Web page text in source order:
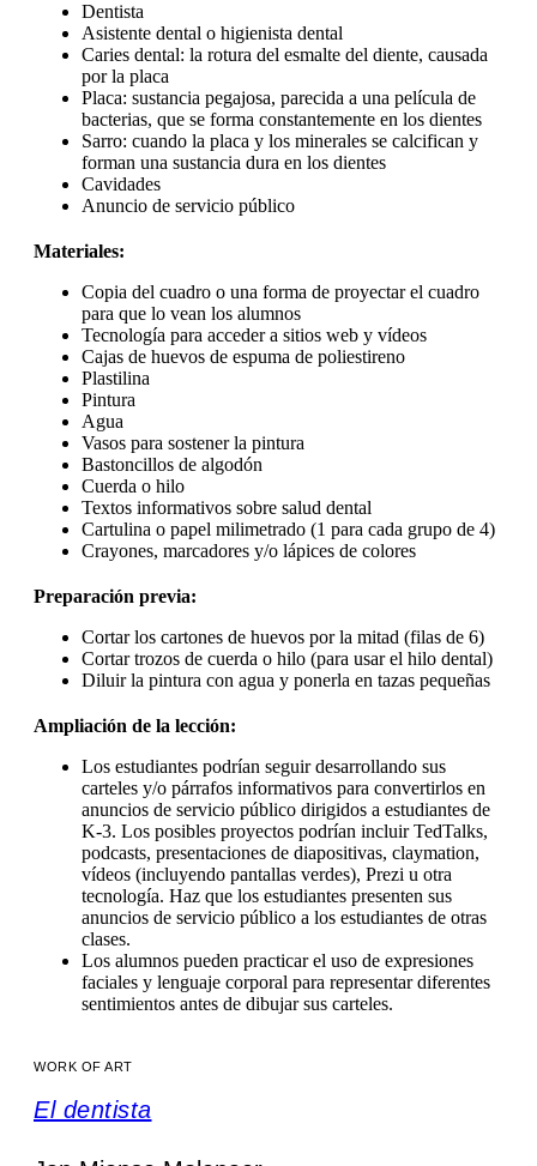
Dentista
Asistente dental o higienista dental
Caries dental: la rotura del esmalte del diente, causada
por la placa
Placa: sustancia pegajosa, parecida a una película de
bacterias, que se forma constantemente en los dientes
Sarro: cuando la placa y los minerales se calcifican y
forman una sustancia dura en los dientes
Cavidades
Anuncio de servicio público
Materiales:
Copia del cuadro o una forma de proyectar el cuadro
para que lo vean los alumnos
Tecnología para acceder a sitios web y vídeos
Cajas de huevos de espuma de poliestireno
Plastilina
Pintura
Agua
Vasos para sostener la pintura
Bastoncillos de algodón
Cuerda o hilo
Textos informativos sobre salud dental
Cartulina o papel milimetrado (1 para cada grupo de 4)
Crayones, marcadores y/o lápices de colores
Preparación previa:
Cortar los cartones de huevos por la mitad (filas de 6)
Cortar trozos de cuerda o hilo (para usar el hilo dental)
Diluir la pintura con agua y ponerla en tazas pequeñas
Ampliación de la lección:
Los estudiantes podrían seguir desarrollando sus
carteles y/o párrafos informativos para convertirlos en
anuncios de servicio público dirigidos a estudiantes de
K-3. Los posibles proyectos podrían incluir TedTalks,
podcasts, presentaciones de diapositivas, claymation,
vídeos (incluyendo pantallas verdes), Prezi u otra
tecnología. Haz que los estudiantes presenten sus
anuncios de servicio público a los estudiantes de otras
clases.
Los alumnos pueden practicar el uso de expresiones
faciales y lenguaje corporal para representar diferentes
sentimientos antes de dibujar sus carteles.
WORK OF ART
El dentista